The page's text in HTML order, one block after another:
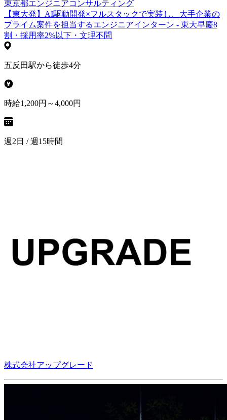
東京都エンジニアコンサルティング
【東大発】AI駆動開発×フルスタックで実装し、大手企業の
プライム案件を担当するエンジニアインターン - 東大早慶8
割・採用率2%以下・文理不問
五反田駅から徒歩4分
時給1,200円～4,000円
週2日 / 週15時間
株式会社アップグレード